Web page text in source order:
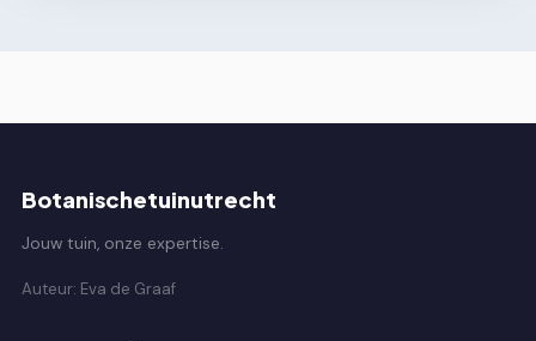
Botanischetuinutrecht
Jouw tuin, onze expertise.
Auteur: Eva de Graaf